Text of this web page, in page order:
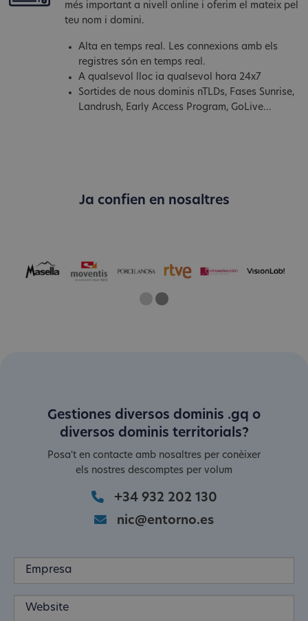
més important a nivell online i oferim el mateix pel
teu nom i domini.
Alta en temps real. Les connexions amb els
registres són en temps real.
A qualsevol lloc ia qualsevol hora 24x7
Sortides de nous dominis nTLDs, Fases Sunrise,
Landrush, Early Access Program, GoLive...
Ja confien en nosaltres
One
Current Slide
Two
Gestiones diversos dominis .gq o
diversos dominis territorials?
Posa't en contacte amb nosaltres per conèixer
els nostres descomptes per volum
+34 932 202 130
nic@entorno.es